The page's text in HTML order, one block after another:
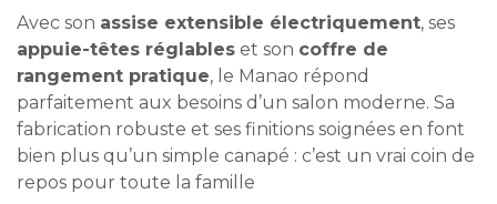
Avec son assise extensible électriquement, ses
appuie-têtes réglables et son coffre de
rangement pratique, le Manao répond
parfaitement aux besoins d’un salon moderne. Sa
fabrication robuste et ses finitions soignées en font
bien plus qu’un simple canapé : c’est un vrai coin de
repos pour toute la famille